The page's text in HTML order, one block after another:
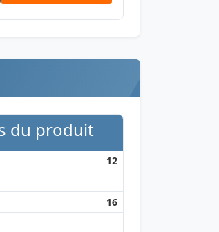
du produit
12
16